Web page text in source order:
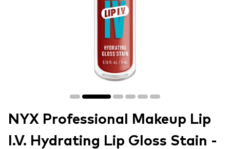
NYX Professional Makeup Lip
I.V. Hydrating Lip Gloss Stain -